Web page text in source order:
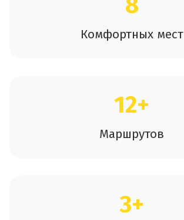
Комфортных мест
12+
Маршрутов
3+